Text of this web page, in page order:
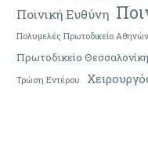
Ποινική Ευθύνη
Πολυμελές Πρωτοδικείο
Πρωτοδικείο
Τρώση Εντέρου